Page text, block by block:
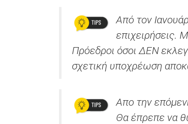
Από τον
Πρόεδροι όσοι ΔΕΝ
σχετική υποχρέωση
Απο την
Θα έπρεπε να